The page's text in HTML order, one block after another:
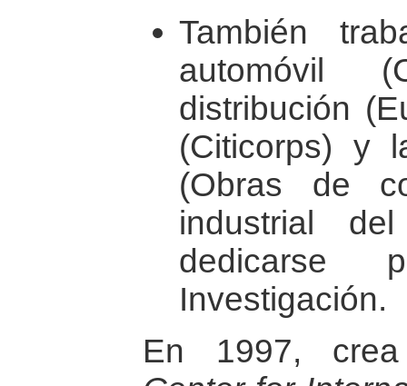
También
automóvil
distribución
(Citicorps) y
(Obras de
industrial
dedicarse
Investigación.
En 1997,